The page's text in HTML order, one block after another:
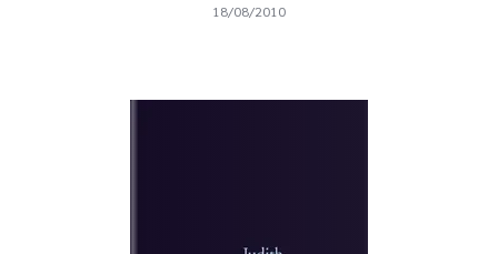
18/08/2010